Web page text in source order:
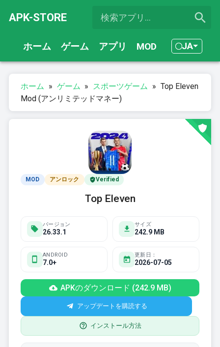
APK-STORE
ホーム ゲーム アプリ MOD JA
ホーム » ゲーム » スポーツゲーム » Top Eleven
Mod (アンリミテッドマネー)
MOD アンロック Verified
Top Eleven
バージョン
26.33.1
サイズ
242.9 MB
ANDROID
7.0+
更新日：
2026-07-05
APKのダウンロード (242.9 MB)
アップデートを購読する
インストール方法